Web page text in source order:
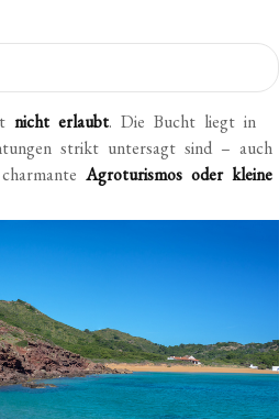
nicht erlaubt. Die Bucht liegt in
strikt untersagt sind – auch
Agroturismos oder kleine